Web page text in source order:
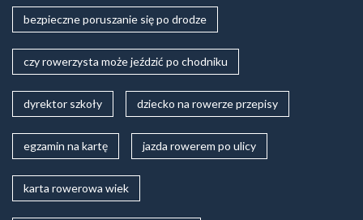
bezpieczne poruszanie się po drodze
czy rowerzysta może jeździć po chodniku
dyrektor szkoły dziecko na rowerze przepisy
egzamin na kartę jazda rowerem po ulicy
karta rowerowa wiek